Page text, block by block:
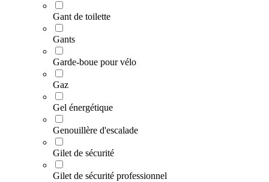
Gant de toilette
Gants
Garde-boue pour vélo
Gaz
Gel énergétique
Genouillère d'escalade
Gilet de sécurité
Gilet de sécurité professionnel